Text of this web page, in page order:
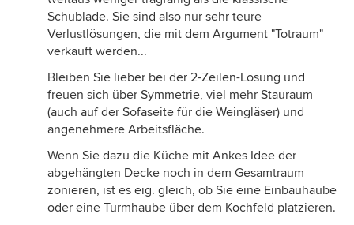
Schublade. Sie sind also nur sehr teure
Verlustlösungen, die mit dem Argument "Totraum"
verkauft werden...
Bleiben Sie lieber bei der 2-Zeilen-Lösung und
freuen sich über Symmetrie, viel mehr Stauraum
(auch auf der Sofaseite für die Weingläser) und
angenehmere Arbeitsfläche.
Wenn Sie dazu die Küche mit Ankes Idee der
abgehängten Decke noch in dem Gesamtraum
zonieren, ist es eig. gleich, ob Sie eine Einbauhaube
oder eine Turmhaube über dem Kochfeld platzieren.